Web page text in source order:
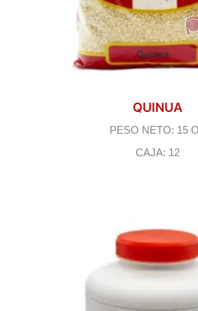
QUINUA
PESO NETO: 15
CAJA: 12